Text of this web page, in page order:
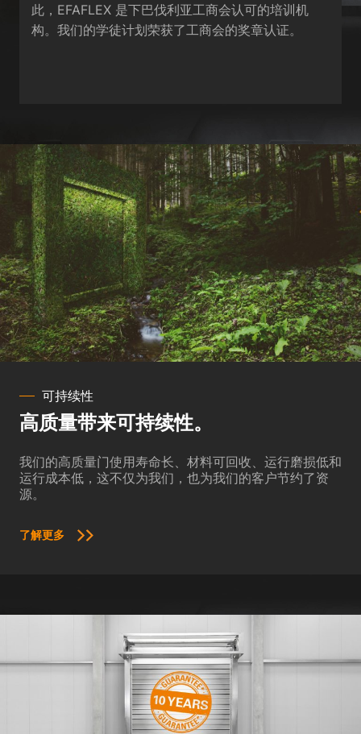
此，EFAFLEX 是下巴伐利亚工商会认可的培训机
构。我们的学徒计划荣获了工商会的奖章认证。
可持续性
高质量带来可持续性。
我们的高质量门使用寿命长、材料可回收、运行磨损低和
运行成本低，这不仅为我们，也为我们的客户节约了资
源。
了解更多